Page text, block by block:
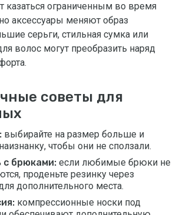
казаться ограниченным во время
аксессуары меняют образ
серьги, стильная сумка или
волос могут преобразить наряд
советы для
выбирайте на размер больше и
чтобы они не сползали.
с брюками: если любимые брюки не
проденьте резинку через
дополнительного места.
компрессионные носки под